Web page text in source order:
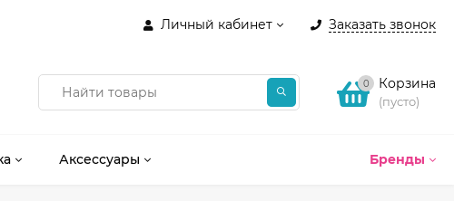
Личный кабинет Заказать звонок
0 Корзина
(пусто)
Бренды
Аксессуары